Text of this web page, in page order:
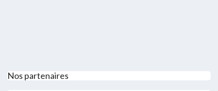
Nos partenaires